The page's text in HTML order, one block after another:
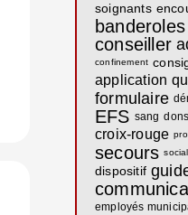
soignants
banderoles
conseiller
confinement
application
formulaire
EFS sang dons
croix-rouge
secours social
dispositif
employés